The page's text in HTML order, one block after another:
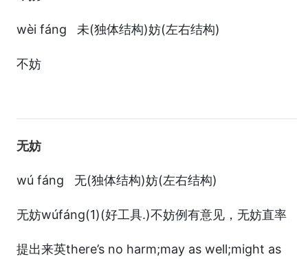
wèi fáng 未(独体结构)妨(左右结构)
不妨
无妨
wú fáng 无(独体结构)妨(左右结构)
无妨wúfáng(1)(好工具.)不妨例有意见，无妨直率
提出来英there’s no harm;may as well;might as